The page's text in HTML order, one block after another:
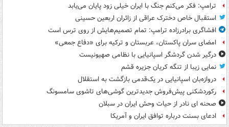
ترامپ: فکر می‌کنم جنگ با ایران خیلی زود پایان می‌یابد
استقبال خاص دخترک عراقی از زائران اربعین حسینی
افشاگری برادرزاده ترامپ: تمام تصمیم‌هایش از روی ترس است
امضای سران پاکستان، عربستان و ترکیه برای «دفاع جمعی»
درگیر شدن گردشگر اسپانیایی با نظامی صهیونیست
نمایی زیبا از تنگه کریان جزیره قشم
دروازه‌بان اسپانیایی در یک‌قدمی بازگشت به استقلال
رکوردشکنی پیش‌فروش جدیدترین گوشی‌های تاشوی سامسونگ
صحنه ای نادر از حیات وحش ایران در سبلان
ادعای بسنت درباره توافق ایران و آمریکا